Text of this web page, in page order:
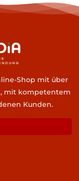
Shop mit über
mit kompetentem
Kunden.